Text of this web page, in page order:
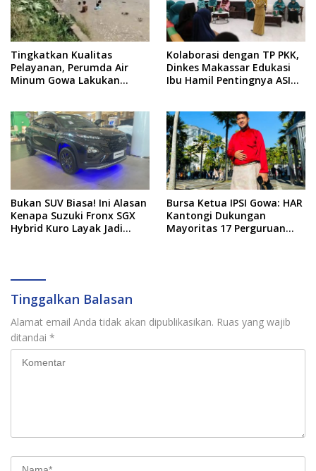
Tingkatkan Kualitas
Pelayanan, Perumda Air
Minum Gowa Lakukan
Kolaborasi dengan TP PKK,
Dinkes Makassar Edukasi
Ibu Hamil Pentingnya ASI
Bukan SUV Biasa! Ini Alasan
Kenapa Suzuki Fronx SGX
Hybrid Kuro Layak Jadi
Bursa Ketua IPSI Gowa: HAR
Kantongi Dukungan
Mayoritas 17 Perguruan
Tinggalkan Balasan
Alamat email Anda tidak akan dipublikasikan. Ruas yang wajib
ditandai *